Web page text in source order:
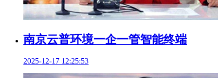
南京云普环境一企一管智能终端
2025-12-17 12:25:53